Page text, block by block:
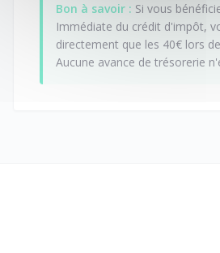
Bon à savoir : Si vous
Immédiate du crédit d'impôt,
directement que les 40€ lors
Aucune avance de trésorerie